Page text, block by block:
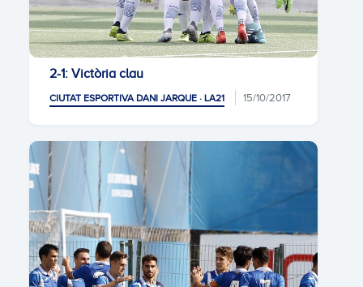
2-1: Victòria clau
CIUTAT ESPORTIVA DANI JARQUE · LA21 15/10/2017